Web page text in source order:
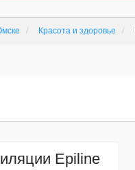
Красота и здоровье
Epiline